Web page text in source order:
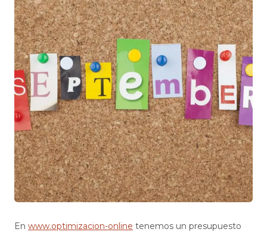
En www.optimizacion-online tenemos un presupuesto